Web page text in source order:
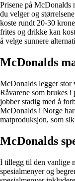
Prisene på McDonalds
du velger og
koste rundt 20-30
frites og drikke kan
å velge sunnere
McDonalds
McDonalds legger stor
Råvarene som brukes
jobber stadig med å
McDonalds i Norge
matproduksjon, som
McDonalds
I tillegg til den vanlige
spesialmenyer og